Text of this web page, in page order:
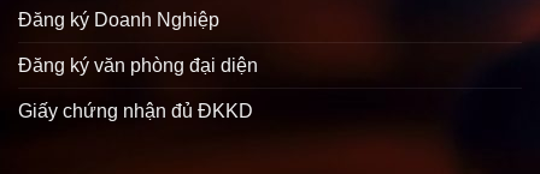
Đăng ký Doanh Nghiệp
Đăng ký văn phòng đại diện
Giấy chứng nhận đủ ĐKKD